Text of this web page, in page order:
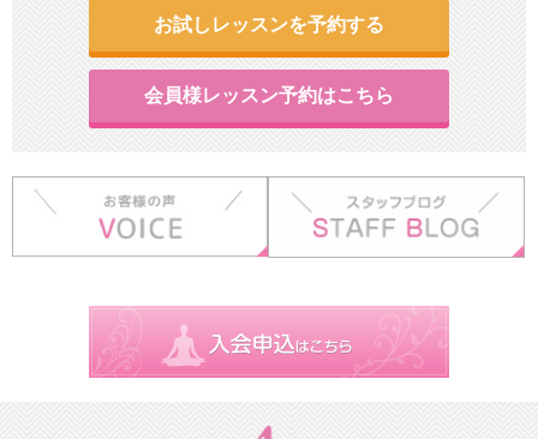
お試しレッスンを予約する
会員様レッスン予約はこちら